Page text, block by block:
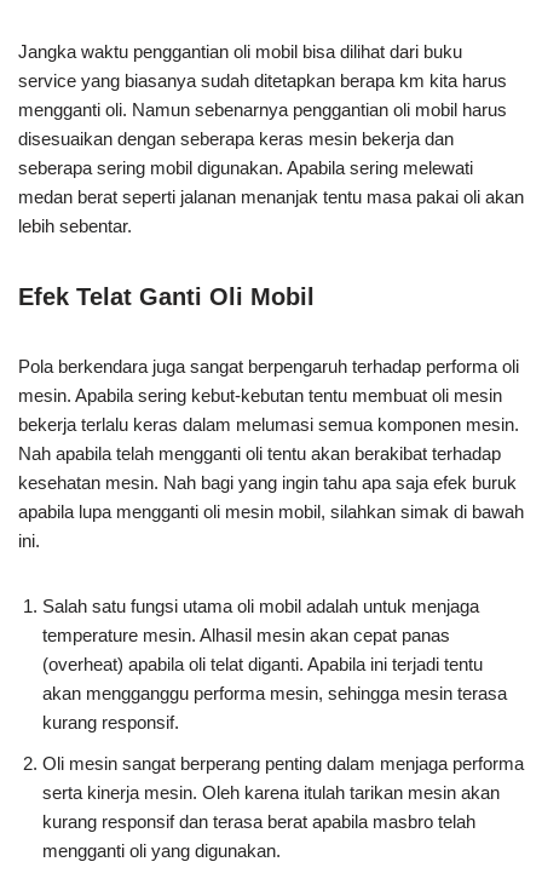
Jangka waktu penggantian oli mobil bisa dilihat dari buku
service yang biasanya sudah ditetapkan berapa km kita harus
mengganti oli. Namun sebenarnya penggantian oli mobil harus
disesuaikan dengan seberapa keras mesin bekerja dan
seberapa sering mobil digunakan. Apabila sering melewati
medan berat seperti jalanan menanjak tentu masa pakai oli akan
lebih sebentar.
Efek Telat Ganti Oli Mobil
Pola berkendara juga sangat berpengaruh terhadap performa oli
mesin. Apabila sering kebut-kebutan tentu membuat oli mesin
bekerja terlalu keras dalam melumasi semua komponen mesin.
Nah apabila telah mengganti oli tentu akan berakibat terhadap
kesehatan mesin. Nah bagi yang ingin tahu apa saja efek buruk
apabila lupa mengganti oli mesin mobil, silahkan simak di bawah
ini.
Salah satu fungsi utama oli mobil adalah untuk menjaga
temperature mesin. Alhasil mesin akan cepat panas
(overheat) apabila oli telat diganti. Apabila ini terjadi tentu
akan mengganggu performa mesin, sehingga mesin terasa
kurang responsif.
Oli mesin sangat berperang penting dalam menjaga performa
serta kinerja mesin. Oleh karena itulah tarikan mesin akan
kurang responsif dan terasa berat apabila masbro telah
mengganti oli yang digunakan.